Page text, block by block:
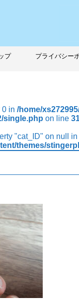
プ プライバシー
0 in /home/
single.php on line
"cat_ID" on null in
themes/